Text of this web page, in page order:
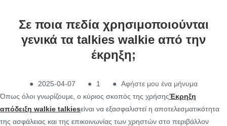
Σε ποια πεδία χρησιμοποιούνται
γενικά τα talkies walkie από την
έκρηξη;
● 2025-04-07 ● 1 ● Αφήστε μου ένα μήνυμα
Όπως όλοι γνωρίζουμε, ο κύριος σκοπός της χρήσηςΈκρηξη
απόδειξη walkie talkiesείναι να εξασφαλιστεί η αποτελεσματικότητα
της ασφάλειας και της επικοινωνίας των χρηστών στο περιβάλλον